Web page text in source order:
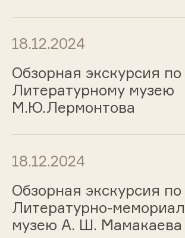
18.12.2024
Обзорная экскурсия по
Литературному музею
М.Ю.Лермонтова
18.12.2024
Обзорная экскурсия по
Литературно-
музею А. Ш. Мамакаева